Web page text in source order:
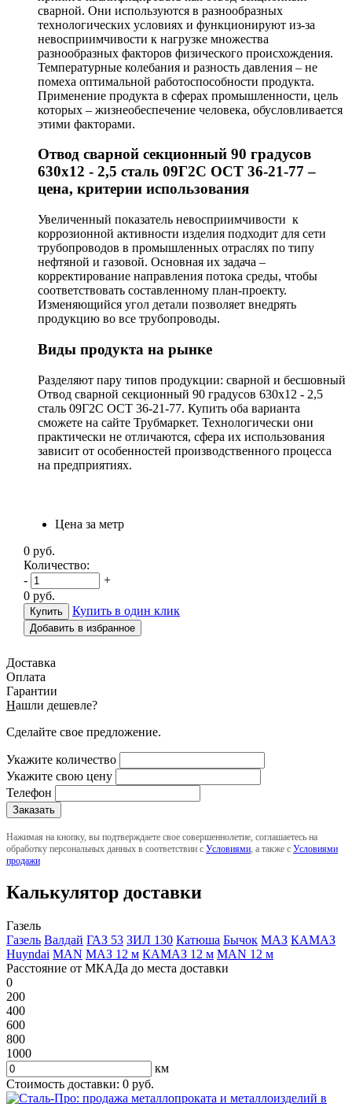
сварной. Они используются в разнообразных
технологических условиях и функционируют из-за
невосприимчивости к нагрузке множества
разнообразных факторов физического происхождения.
Температурные колебания и разность давления – не
помеха оптимальной работоспособности продукта.
Применение продукта в сферах промышленности, цель
которых – жизнеобеспечение человека, обусловливается
этими факторами.
Отвод сварной секционный 90 градусов
630х12 - 2,5 сталь 09Г2С ОСТ 36-21-77 –
цена, критерии использования
Увеличенный показатель невосприимчивости к
коррозионной активности изделия подходит для сети
трубопроводов в промышленных отраслях по типу
нефтяной и газовой. Основная их задача –
корректирование направления потока среды, чтобы
соответствовать составленному план-проекту.
Изменяющийся угол детали позволяет внедрять
продукцию во все трубопроводы.
Виды продукта на рынке
Разделяют пару типов продукции: сварной и бесшовный
Отвод сварной секционный 90 градусов 630х12 - 2,5
сталь 09Г2С ОСТ 36-21-77. Купить оба варианта
сможете на сайте Трубмаркет. Технологически они
практически не отличаются, сфера их использования
зависит от особенностей производственного процесса
на предприятиях.
Цена за метр
0 руб.
Количество:
-
+
0 руб.
Купить в один клик
Добавить в избранное
Доставка
Оплата
Гарантии
Нашли дешевле?
Сделайте свое предложение.
Укажите количество
Укажите свою цену
Телефон
Нажимая на кнопку, вы подтверждаете свое совершеннолетие, соглашаетесь на
обработку персональных данных в соответствии с Условиями , а также с Условиями
продажи
Калькулятор доставки
Газель
Газель Валдай ГАЗ 53 ЗИЛ 130 Катюша Бычок МАЗ КАМАЗ
Huyndai MAN МАЗ 12 м КАМАЗ 12 м MAN 12 м
Расстояние от МКАДа до места доставки
0
200
400
600
800
1000
км
Стоимость доставки: 0 руб.